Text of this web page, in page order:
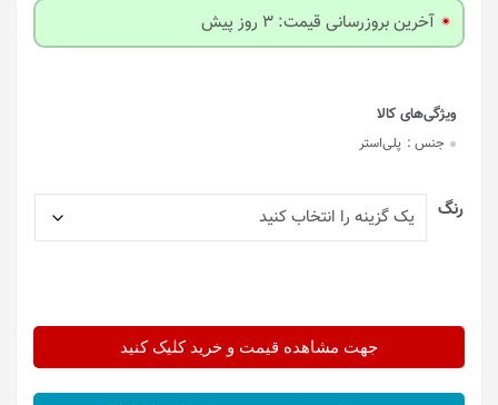
آخرین بروزرسانی قیمت: 3 روز پیش
جنس : پلی‌استر
رنگ
جهت مشاهده قیمت و خرید کلیک کنید